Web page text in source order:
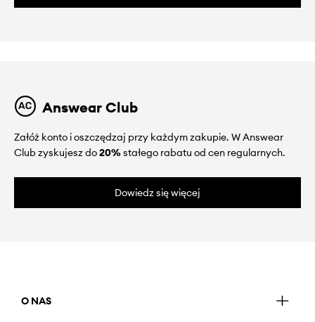
Answear Club
Załóż konto i oszczędzaj przy każdym zakupie. W Answear
Club zyskujesz do20%stałego rabatu od cen regularnych.
Dowiedz się więcej
O NAS